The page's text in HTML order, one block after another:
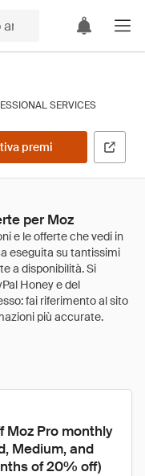
SERVICES
premi
per Moz
Moz Pro monthly
Medium, and
of 20% off)